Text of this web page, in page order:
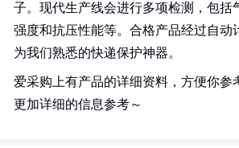
子。现代生产线会进行多项检测，包括
强度和抗压性能等。合格产品经过自动
为我们熟悉的快递保护神器。
爱采购上有产品的详细资料，方便你参
更加详细的信息参考～